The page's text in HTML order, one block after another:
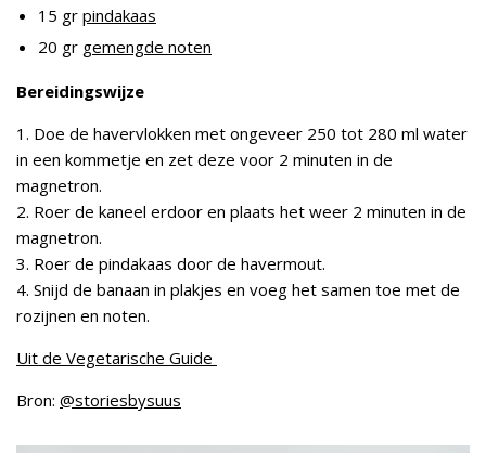
15 gr pindakaas
20 gr gemengde noten
Bereidingswijze
1. Doe de havervlokken met ongeveer 250 tot 280 ml water
in een kommetje en zet deze voor 2 minuten in de
magnetron.
2. Roer de kaneel erdoor en plaats het weer 2 minuten in de
magnetron.
3. Roer de pindakaas door de havermout.
4. Snijd de banaan in plakjes en voeg het samen toe met de
rozijnen en noten.
Uit de Vegetarische Guide
Bron: @storiesbysuus